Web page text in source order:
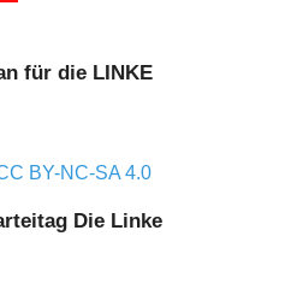
für die LINKE
Die Linke